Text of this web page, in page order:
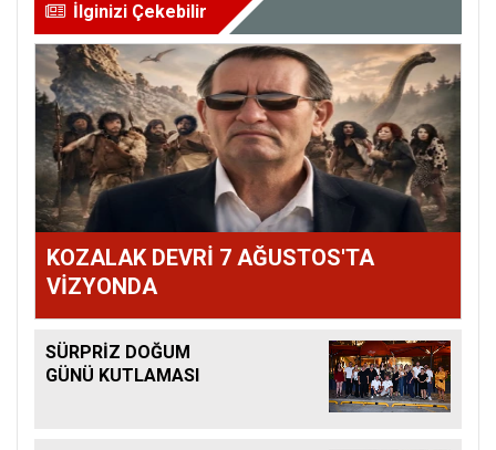
İlginizi Çekebilir
KOZALAK DEVRİ 7 AĞUSTOS'TA
VİZYONDA
SÜRPRİZ DOĞUM
GÜNÜ KUTLAMASI